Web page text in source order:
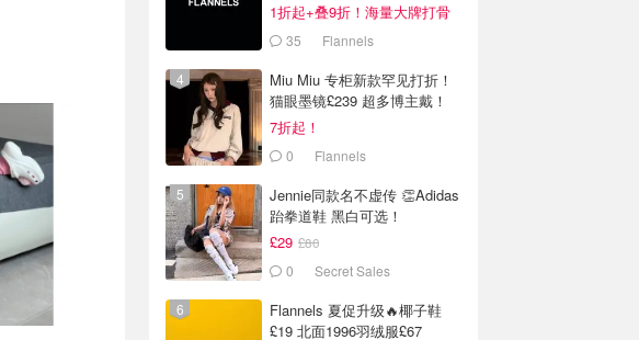
1折起+叠9折！海量大牌打骨
折！
35 Flannels
Miu Miu 专柜新款罕见打折！
猫眼墨镜£239 超多博主戴！
7折起！
0 Flannels
Jennie同款名不虚传 👏Adidas
跆拳道鞋 黑白可选！
£29 £80
0 Secret Sales
Flannels 夏促升级🔥椰子鞋
£19 北面1996羽绒服£67